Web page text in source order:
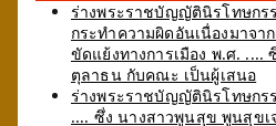
ร่างพระราชบัญญัตินิรโทษกร
กระทำความผิดอันเนื่องมาจา
ขัดแย้งทางการเมือง พ.ศ. ....
ตุลาธน กับคณะ เป็นผู้เสนอ
ร่างพระราชบัญญัตินิรโทษกร
.... ซึ่ง นางสาวพูนสุข พูนสุข